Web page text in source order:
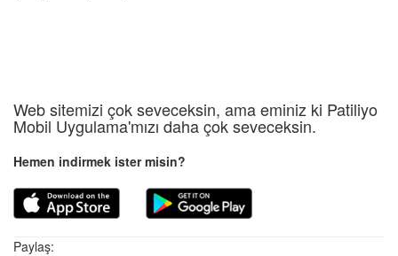
Web sitemizi çok seveceksin, ama eminiz ki Patiliyo
Mobil Uygulama'mızı daha çok seveceksin.
Hemen indirmek ister misin?
Paylaş: